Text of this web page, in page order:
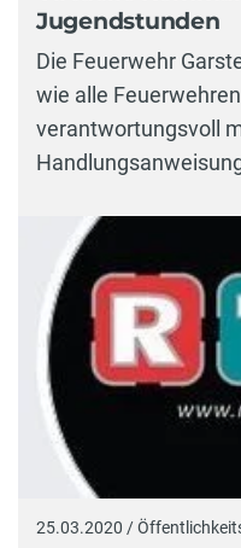
Jugendstunden
Die Feuerwehr
wie alle
verantwortungsvoll
25.03.2020 /